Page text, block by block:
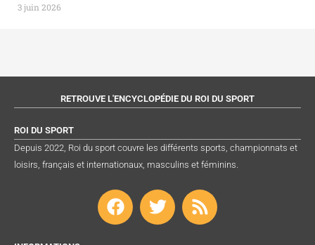
3 juin 2026
RETROUVE L'ENCYCLOPÉDIE DU ROI DU SPORT
ROI DU SPORT
Depuis 2022, Roi du sport couvre les différents sports, championnats et
loisirs, français et internationaux, masculins et féminins.
F
a
T
w
R
s